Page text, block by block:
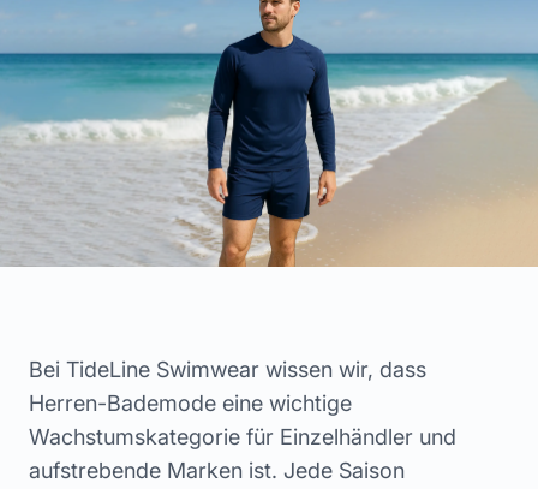
Bei TideLine Swimwear wissen wir, dass
Herren-Bademode eine wichtige
Wachstumskategorie für Einzelhändler und
aufstrebende Marken ist. Jede Saison